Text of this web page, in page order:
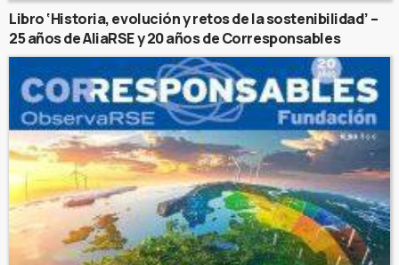
Libro ‘Historia, evolución y retos de la sostenibilidad’ –
25 años de AliaRSE y 20 años de Corresponsables